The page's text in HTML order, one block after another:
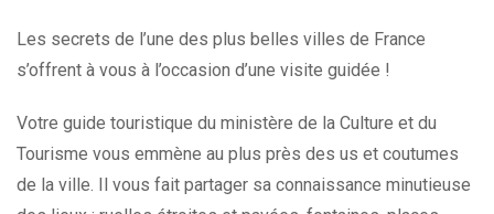
Les secrets de l’une des plus belles villes de France
s’offrent à vous à l’occasion d’une visite guidée !
Votre guide touristique du ministère de la Culture et du
Tourisme vous emmène au plus près des us et coutumes
de la ville. Il vous fait partager sa connaissance minutieuse